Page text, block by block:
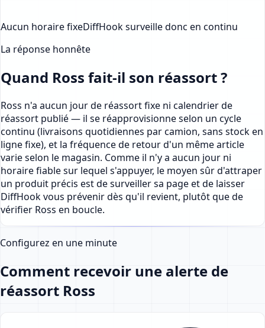
Aucun horaire fixeDiffHook surveille donc en continu
La réponse honnête
Quand Ross fait-il son réassort ?
Ross n'a aucun jour de réassort fixe ni calendrier de
réassort publié — il se réapprovisionne selon un cycle
continu (livraisons quotidiennes par camion, sans stock en
ligne fixe), et la fréquence de retour d'un même article
varie selon le magasin. Comme il n'y a aucun jour ni
horaire fiable sur lequel s'appuyer, le moyen sûr d'attraper
un produit précis est de surveiller sa page et de laisser
DiffHook vous prévenir dès qu'il revient, plutôt que de
vérifier Ross en boucle.
Configurez en une minute
Comment recevoir une alerte de
réassort Ross